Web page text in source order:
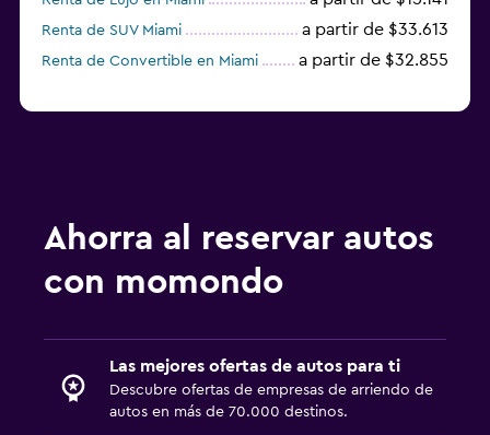
Renta de SUV Miami a partir de $33.613
Renta de Convertible en Miami a partir de $32.855
Ahorra al reservar autos
con momondo
Las mejores ofertas de autos para ti
Descubre ofertas de empresas de arriendo de
autos en más de 70.000 destinos.